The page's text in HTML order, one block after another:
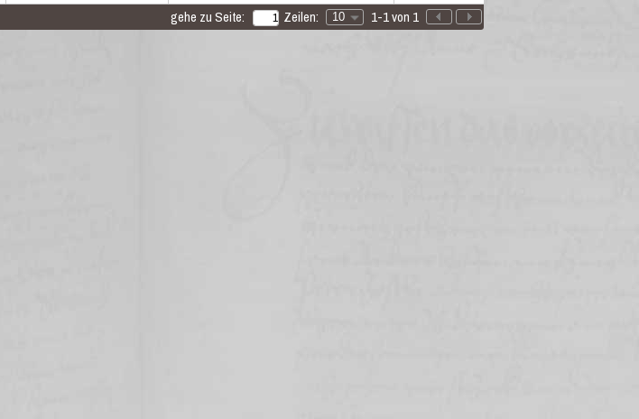
1-1 von 1
10
Zeilen:
gehe zu Seite: